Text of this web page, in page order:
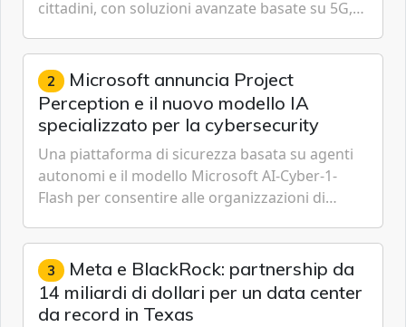
cittadini, con soluzioni avanzate basate su 5G,
Cybersecurity.
2 Microsoft annuncia Project
Perception e il nuovo modello IA
specializzato per la cybersecurity
Una piattaforma di sicurezza basata su agenti
autonomi e il modello Microsoft AI-Cyber-1-
Flash per consentire alle organizzazioni di
gestione continua del rischio.
3 Meta e BlackRock: partnership da
14 miliardi di dollari per un data center
da record in Texas